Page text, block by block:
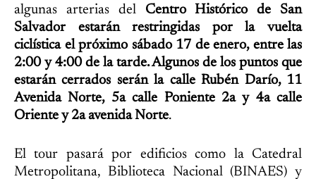
algunas arterias del Centro Histórico de San
Salvador estarán restringidas por la vuelta
ciclística el próximo sábado 17 de enero, entre las
2:00 y 4:00 de la tarde. Algunos de los puntos que
estarán cerrados serán la calle Rubén Darío, 11
Avenida Norte, 5a calle Poniente 2a y 4a calle
Oriente y 2a avenida Norte.
El tour pasará por edificios como la Catedral
Metropolitana, Biblioteca Nacional (BINAES) y